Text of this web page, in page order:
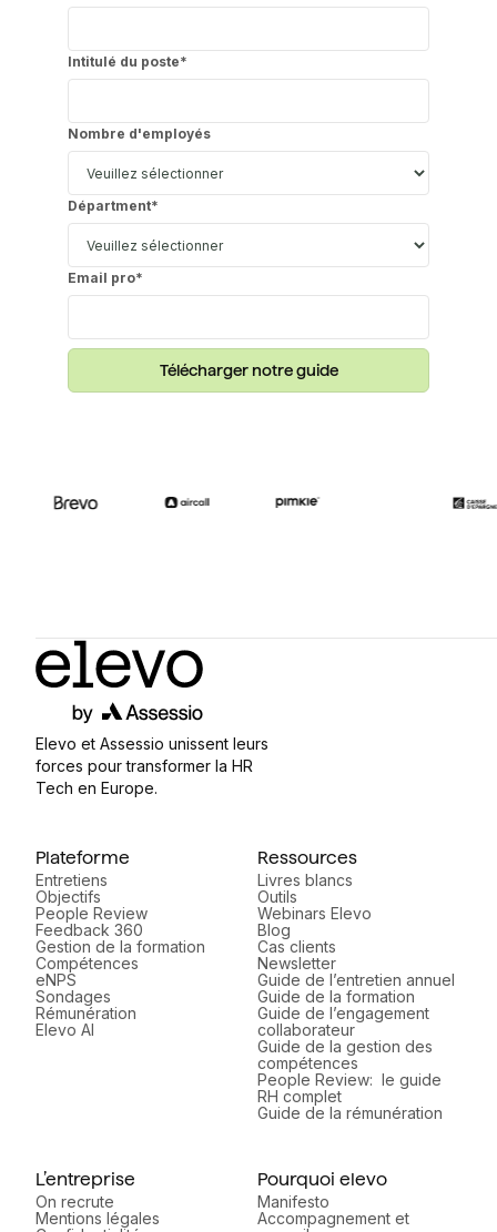
Intitulé du poste*
Nombre d'employés
Départment*
Email pro*
Elevo et Assessio unissent leurs
forces pour transformer la HR
Tech en Europe.
Pourquoi elevo
Manifesto
Accompagnement et
Plateforme
Entretiens
Objectifs
People Review
Feedback 360
Gestion de la formation
Compétences
eNPS
Sondages
Rémunération
Elevo AI
Ressources
Livres blancs
Outils
Webinars Elevo
Blog
Cas clients
Newsletter
Guide de l’entretien annuel
Guide de la formation
Guide de l’engagement
collaborateur
Guide de la gestion des
compétences
People Review: le guide
RH complet
Guide de la rémunération
L’entreprise
On recrute
Mentions légales